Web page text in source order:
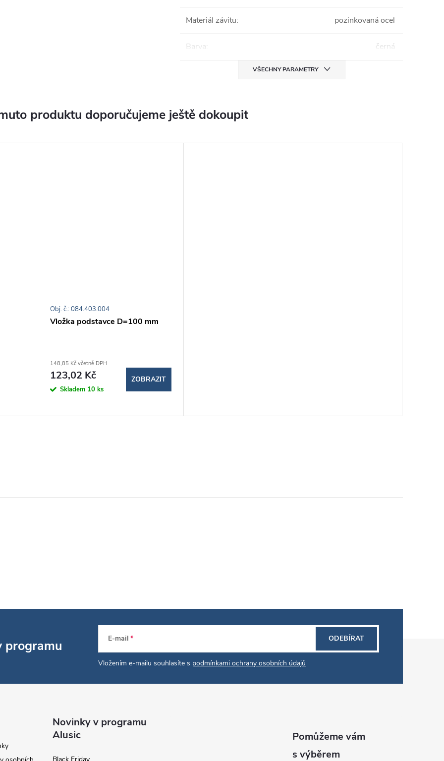
Materiál závitu: pozinkovaná ocel
Barva: černá
VŠECHNY PARAMETRY
produktu doporučujeme ještě dokoupit
Vložka podstavce D=100 mm
148,85 Kč včetně DPH
123,02 Kč
Skladem 10 ks
ZOBRAZIT
Obj. č.: 084.403.004
programu E-mail
Vložením e-mailu souhlasíte s podmínkami ochrany osobních údajů
ODEBÍRAT
Novinky v programu
Alusic
Black Friday